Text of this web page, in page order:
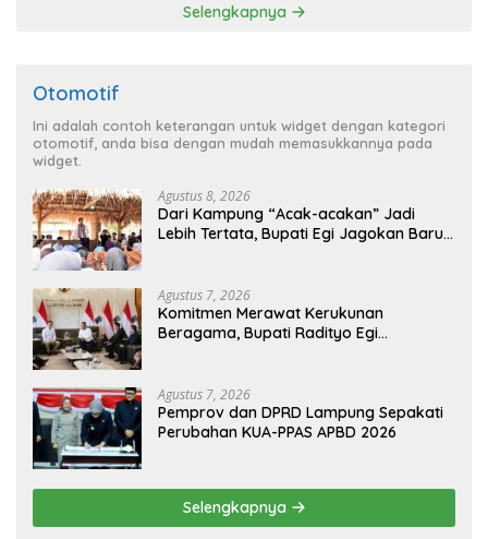
Selengkapnya
Otomotif
Ini adalah contoh keterangan untuk widget dengan kategori
otomotif, anda bisa dengan mudah memasukkannya pada
widget.
Agustus 8, 2026
Dari Kampung “Acak-acakan” Jadi
Lebih Tertata, Bupati Egi Jagokan Baru
Agustus 7, 2026
Komitmen Merawat Kerukunan
Beragama, Bupati Radityo Egi
Agustus 7, 2026
Pemprov dan DPRD Lampung Sepakati
Perubahan KUA-PPAS APBD 2026
Selengkapnya